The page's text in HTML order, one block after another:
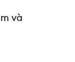
và